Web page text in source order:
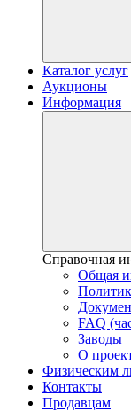
Каталог услуг
Аукционы
Информация
Справочная
Общая
FAQ
Заводы
О
Физическим
Контакты
Продавцам